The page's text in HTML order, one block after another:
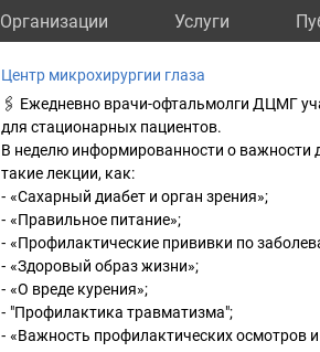
Организации Услуги
Центр микрохирургии глаза
🖇️ Ежедневно врачи-офтальмолги ДЦМГ
для стационарных пациентов.
В неделю информированности о важности
такие лекции, как:
⁃ «Сахарный диабет и орган зрения»;
⁃ «Правильное питание»;
⁃ «Профилактические прививки по
⁃ «Здоровый образ жизни»;
⁃ «О вреде курения»;
⁃ "Профилактика травматизма";
⁃ «Важность профилактических осмотров